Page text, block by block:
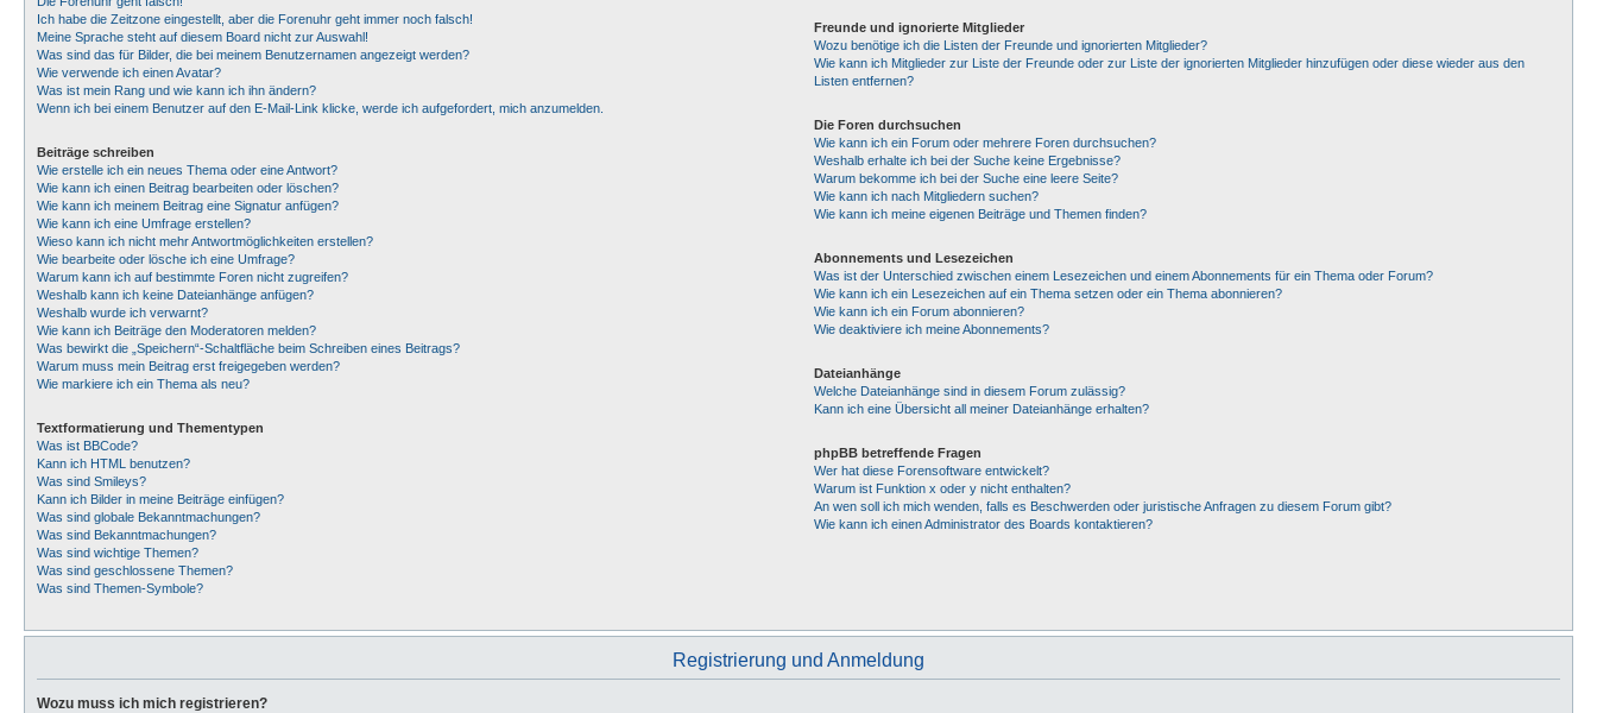
Ich habe die Zeitzone eingestellt, aber die Forenuhr geht immer noch falsch!
Meine Sprache steht auf diesem Board nicht zur Auswahl!
Was sind das für Bilder, die bei meinem Benutzernamen angezeigt werden?
Wie verwende ich einen Avatar?
Was ist mein Rang und wie kann ich ihn ändern?
Wenn ich bei einem Benutzer auf den E-Mail-Link klicke, werde ich aufgefordert, mich anzumelden.
Beiträge schreiben
Wie erstelle ich ein neues Thema oder eine Antwort?
Wie kann ich einen Beitrag bearbeiten oder löschen?
Wie kann ich meinem Beitrag eine Signatur anfügen?
Wie kann ich eine Umfrage erstellen?
Wieso kann ich nicht mehr Antwortmöglichkeiten erstellen?
Wie bearbeite oder lösche ich eine Umfrage?
Warum kann ich auf bestimmte Foren nicht zugreifen?
Weshalb kann ich keine Dateianhänge anfügen?
Weshalb wurde ich verwarnt?
Wie kann ich Beiträge den Moderatoren melden?
Was bewirkt die „Speichern“-Schaltfläche beim Schreiben eines Beitrags?
Warum muss mein Beitrag erst freigegeben werden?
Wie markiere ich ein Thema als neu?
Textformatierung und Thementypen
Was ist BBCode?
Kann ich HTML benutzen?
Was sind Smileys?
Kann ich Bilder in meine Beiträge einfügen?
Was sind globale Bekanntmachungen?
Was sind Bekanntmachungen?
Was sind wichtige Themen?
Was sind geschlossene Themen?
Was sind Themen-Symbole?
Freunde und ignorierte Mitglieder
Wozu benötige ich die Listen der Freunde und ignorierten Mitglieder?
Wie kann ich Mitglieder zur Liste der Freunde oder zur Liste der ignorierten Mitglieder hinzufügen oder diese wieder aus den
Listen entfernen?
Die Foren durchsuchen
Wie kann ich ein Forum oder mehrere Foren durchsuchen?
Weshalb erhalte ich bei der Suche keine Ergebnisse?
Warum bekomme ich bei der Suche eine leere Seite?
Wie kann ich nach Mitgliedern suchen?
Wie kann ich meine eigenen Beiträge und Themen finden?
Abonnements und Lesezeichen
Was ist der Unterschied zwischen einem Lesezeichen und einem Abonnements für ein Thema oder Forum?
Wie kann ich ein Lesezeichen auf ein Thema setzen oder ein Thema abonnieren?
Wie kann ich ein Forum abonnieren?
Wie deaktiviere ich meine Abonnements?
Dateianhänge
Welche Dateianhänge sind in diesem Forum zulässig?
Kann ich eine Übersicht all meiner Dateianhänge erhalten?
phpBB betreffende Fragen
Wer hat diese Forensoftware entwickelt?
Warum ist Funktion x oder y nicht enthalten?
An wen soll ich mich wenden, falls es Beschwerden oder juristische Anfragen zu diesem Forum gibt?
Wie kann ich einen Administrator des Boards kontaktieren?
Registrierung und Anmeldung
Wozu muss ich mich registrieren?